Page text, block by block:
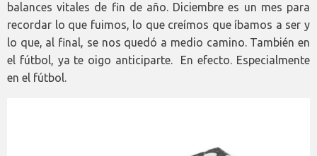
balances vitales de fin de año. Diciembre es un mes para
recordar lo que fuimos, lo que creímos que íbamos a ser y
lo que, al final, se nos quedó a medio camino. También en
el fútbol, ya te oigo anticiparte. En efecto. Especialmente
en el fútbol.